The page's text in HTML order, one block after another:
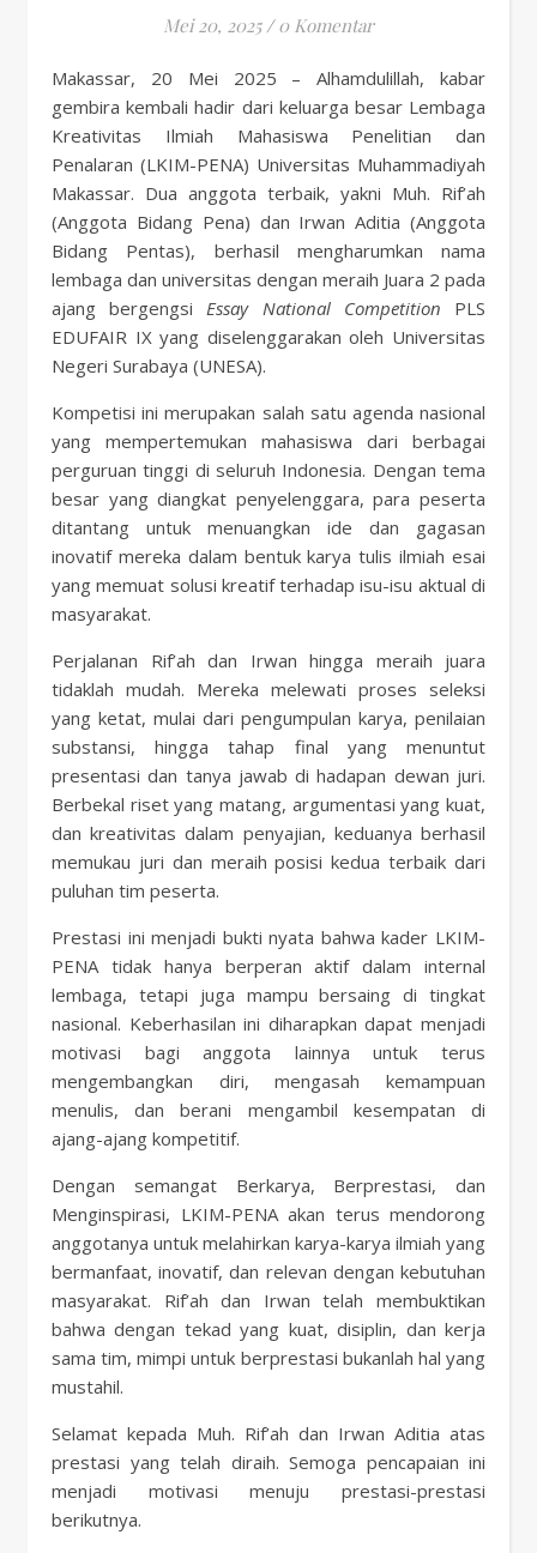
Mei 20, 2025 / 0 Komentar
Makassar, 20 Mei 2025 – Alhamdulillah, kabar
gembira kembali hadir dari keluarga besar Lembaga
Kreativitas Ilmiah Mahasiswa Penelitian dan
Penalaran (LKIM-PENA) Universitas Muhammadiyah
Makassar. Dua anggota terbaik, yakni Muh. Rif’ah
(Anggota Bidang Pena) dan Irwan Aditia (Anggota
Bidang Pentas), berhasil mengharumkan nama
lembaga dan universitas dengan meraih Juara 2 pada
ajang bergengsi Essay National Competition PLS
EDUFAIR IX yang diselenggarakan oleh Universitas
Negeri Surabaya (UNESA).
Kompetisi ini merupakan salah satu agenda nasional
yang mempertemukan mahasiswa dari berbagai
perguruan tinggi di seluruh Indonesia. Dengan tema
besar yang diangkat penyelenggara, para peserta
ditantang untuk menuangkan ide dan gagasan
inovatif mereka dalam bentuk karya tulis ilmiah esai
yang memuat solusi kreatif terhadap isu-isu aktual di
masyarakat.
Perjalanan Rif’ah dan Irwan hingga meraih juara
tidaklah mudah. Mereka melewati proses seleksi
yang ketat, mulai dari pengumpulan karya, penilaian
substansi, hingga tahap final yang menuntut
presentasi dan tanya jawab di hadapan dewan juri.
Berbekal riset yang matang, argumentasi yang kuat,
dan kreativitas dalam penyajian, keduanya berhasil
memukau juri dan meraih posisi kedua terbaik dari
puluhan tim peserta.
Prestasi ini menjadi bukti nyata bahwa kader LKIM-
PENA tidak hanya berperan aktif dalam internal
lembaga, tetapi juga mampu bersaing di tingkat
nasional. Keberhasilan ini diharapkan dapat menjadi
motivasi bagi anggota lainnya untuk terus
mengembangkan diri, mengasah kemampuan
menulis, dan berani mengambil kesempatan di
ajang-ajang kompetitif.
Dengan semangat Berkarya, Berprestasi, dan
Menginspirasi, LKIM-PENA akan terus mendorong
anggotanya untuk melahirkan karya-karya ilmiah yang
bermanfaat, inovatif, dan relevan dengan kebutuhan
masyarakat. Rif’ah dan Irwan telah membuktikan
bahwa dengan tekad yang kuat, disiplin, dan kerja
sama tim, mimpi untuk berprestasi bukanlah hal yang
mustahil.
Selamat kepada Muh. Rif’ah dan Irwan Aditia atas
prestasi yang telah diraih. Semoga pencapaian ini
menjadi motivasi menuju prestasi-prestasi
berikutnya.